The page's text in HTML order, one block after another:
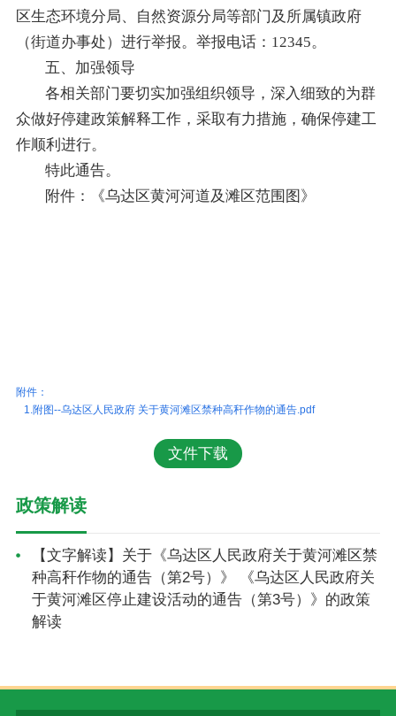
区生态环境分局、自然资源分局等部门及所属镇政府
（街道办事处）进行举报。举报电话：12345。
五、加强领导
各相关部门要切实加强组织领导，深入细致的为群
众做好停建政策解释工作，采取有力措施，确保停建工
作顺利进行。
特此通告。
附件：《乌达区黄河河道及滩区范围图》
附件：
1.附图--乌达区人民政府 关于黄河滩区禁种高秆作物的通告.pdf
文件下载
政策解读
【文字解读】关于《乌达区人民政府关于黄河滩区禁
种高秆作物的通告（第2号）》 《乌达区人民政府关
于黄河滩区停止建设活动的通告（第3号）》的政策
解读